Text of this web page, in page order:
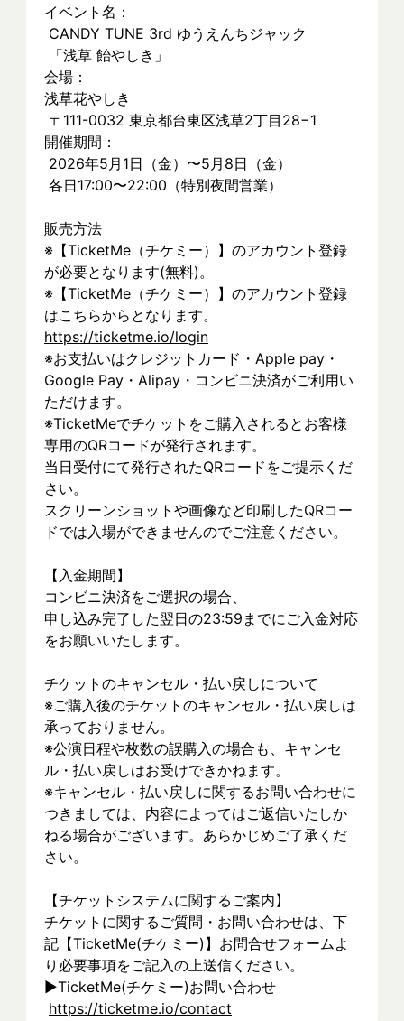
イベント名：
CANDY TUNE 3rd ゆうえんちジャック
「浅草 飴やしき」
会場：
浅草花やしき
〒111-0032 東京都台東区浅草2丁目28−1
開催期間：
2026年5月1日（金）〜5月8日（金）
各日17:00〜22:00（特別夜間営業）
販売方法
※【TicketMe（チケミー）】のアカウント登録
が必要となります(無料)。
※【TicketMe（チケミー）】のアカウント登録
はこちらからとなります。
https://ticketme.io/login
※お支払いはクレジットカード・Apple pay・
Google Pay・Alipay・コンビニ決済がご利用い
ただけます。
※TicketMeでチケットをご購入されるとお客様
専用のQRコードが発行されます。
当日受付にて発行されたQRコードをご提示くだ
さい。
スクリーンショットや画像など印刷したQRコー
ドでは入場ができませんのでご注意ください。
【入金期間】
コンビニ決済をご選択の場合、
申し込み完了した翌日の23:59までにご入金対応
をお願いいたします。
チケットのキャンセル・払い戻しについて
※ご購入後のチケットのキャンセル・払い戻しは
承っておりません。
※公演日程や枚数の誤購入の場合も、キャンセ
ル・払い戻しはお受けできかねます。
※キャンセル・払い戻しに関するお問い合わせに
つきましては、内容によってはご返信いたしか
ねる場合がございます。あらかじめご了承くだ
さい。
【チケットシステムに関するご案内】
チケットに関するご質問・お問い合わせは、下
記【TicketMe(チケミー)】お問合せフォームよ
り必要事項をご記入の上送信ください。
▶︎TicketMe(チケミー)お問い合わせ
https://ticketme.io/contact